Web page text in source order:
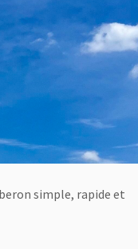
simple, rapide et